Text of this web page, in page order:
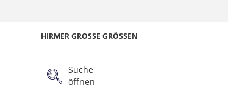
HIRMER GROSSE GRÖSSEN
Suche
öffnen